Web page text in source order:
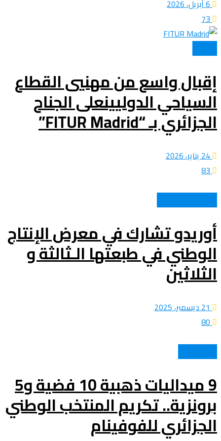
6 أبريل، 2026
73
إقبال واسع من مهنيي القطاع
السياحي الدوليينعلى الجناح
الجزائري بـ “FITUR Madrid”
24 يناير، 2026
83
أوريدو تشارك في معرض الإنتاج
الوطني في طبعتها الـثالثة و
الثلاثين
21 ديسمبر، 2025
80
9 ميداليات ذهبية 10 فضية و5
برونزية.. تكريم المنتخب الوطني
الجزائري للفوفينام